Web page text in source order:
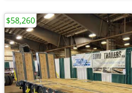
$58,260